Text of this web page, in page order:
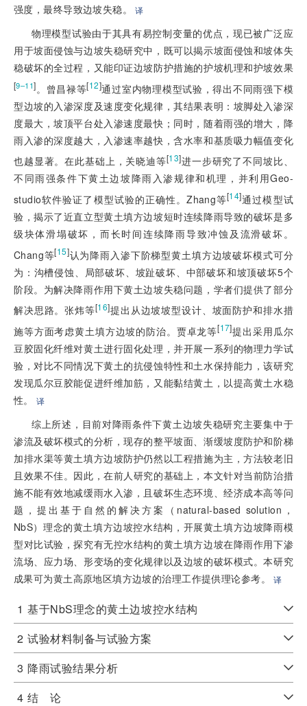
强度，最终导致边坡失稳。
译
物理模型试验由于其具有易控制变量的优点，现已被广泛应
用于坡面侵蚀与边坡失稳研究中，既可以揭示坡面侵蚀和坡体失
稳破坏的全过程，又能印证边坡防护措施的护坡机理和护坡效果
[9–11]。曾昌禄等[12]通过室内物理模型试验，得出不同雨强下模
型边坡的入渗深度及速度变化规律，其结果表明：坡脚处入渗深
度最大，坡顶平台处入渗速度最快；同时，随着雨强的增大，降
雨入渗的深度越大，入渗速率越快，含水率和基质吸力幅值变化
也越显著。在此基础上，关晓迪等[13]进一步研究了不同坡比、
不同雨强条件下黄土边坡降雨入渗规律和机理，并利用Geo-
studio软件验证了模型试验的正确性。Zhang等[14]通过模型试
验，揭示了近直立型黄土填方边坡短时连续降雨导致的破坏是多
级块体滑塌破坏，而长时间连续降雨导致冲蚀及流滑破坏。
Chang等[15]认为降雨入渗下阶梯型黄土填方边坡破坏模式可分
为：沟槽侵蚀、局部破坏、坡趾破坏、中部破坏和坡顶破坏5个
阶段。为解决降雨作用下黄土边坡失稳问题，学者们提供了部分
解决思路。张炜等[16]提出从边坡坡型设计、坡面防护和排水措
施等方面考虑黄土填方边坡的防治。贾卓龙等[17]提出采用瓜尔
豆胶固化纤维对黄土进行固化处理，并开展一系列的物理力学试
验，对比不同情况下黄土的抗侵蚀特性和土水保持能力，该研究
发现瓜尔豆胶能促进纤维加筋，又能黏结黄土，以提高黄土水稳
性。
译
综上所述，目前对降雨条件下黄土边坡失稳研究主要集中于
渗流及破坏模式的分析，现存的整平坡面、渐缓坡度防护和阶梯
加排水渠等黄土填方边坡防护仍然以工程措施为主，方法较老旧
且效果不佳。因此，在前人研究的基础上，本文针对当前防治措
施不能有效地减缓雨水入渗，且破坏生态环境、经济成本高等问
题，提出基于自然的解决方案（natural-based solution，
NbS）理念的黄土填方边坡控水结构，开展黄土填方边坡降雨模
型对比试验，探究有无控水结构的黄土填方边坡在降雨作用下渗
流场、应力场、形变场的变化规律以及边坡的破坏模式。本研究
成果可为黄土高原地区填方边坡的治理工作提供理论参考。
译
1 基于NbS理念的黄土边坡控水结构
2 试验材料制备与试验方案
3 降雨试验结果分析
4 结 论